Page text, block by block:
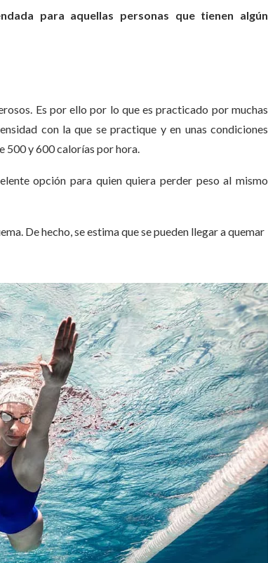
para aquellas personas que tienen algún
Es por ello por lo que es practicado por muchas
con la que se practique y en unas condiciones
500 y 600 calorías por hora.
opción para quien quiera perder peso al mismo
De hecho, se estima que se pueden llegar a quemar